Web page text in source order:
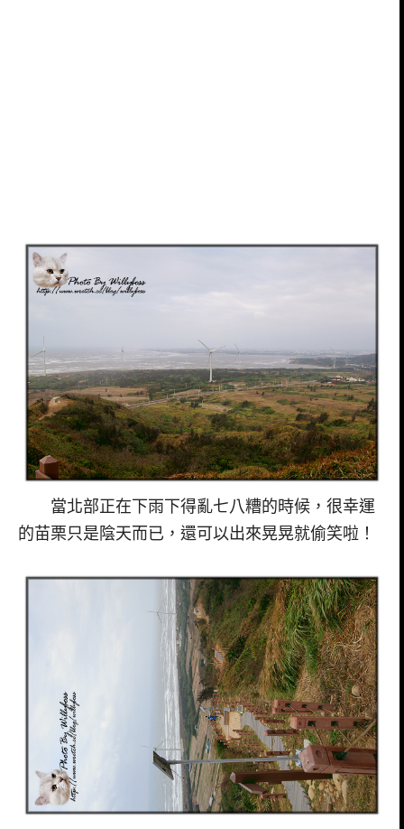
當北部正在下雨下得亂七八糟的時候，很幸運
的苗栗只是陰天而已，還可以出來晃晃就偷笑啦！